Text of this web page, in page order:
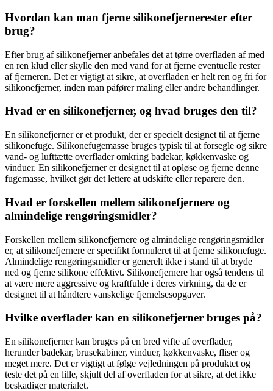
Hvordan kan man fjerne silikonefjernerester efter
brug?
Efter brug af silikonefjerner anbefales det at tørre overfladen af med
en ren klud eller skylle den med vand for at fjerne eventuelle rester
af fjerneren. Det er vigtigt at sikre, at overfladen er helt ren og fri for
silikonefjerner, inden man påfører maling eller andre behandlinger.
Hvad er en silikonefjerner, og hvad bruges den til?
En silikonefjerner er et produkt, der er specielt designet til at fjerne
silikonefuge. Silikonefugemasse bruges typisk til at forsegle og sikre
vand- og lufttætte overflader omkring badekar, køkkenvaske og
vinduer. En silikonefjerner er designet til at opløse og fjerne denne
fugemasse, hvilket gør det lettere at udskifte eller reparere den.
Hvad er forskellen mellem silikonefjernere og
almindelige rengøringsmidler?
Forskellen mellem silikonefjernere og almindelige rengøringsmidler
er, at silikonefjernere er specifikt formuleret til at fjerne silikonefuge.
Almindelige rengøringsmidler er generelt ikke i stand til at bryde
ned og fjerne silikone effektivt. Silikonefjernere har også tendens til
at være mere aggressive og kraftfulde i deres virkning, da de er
designet til at håndtere vanskelige fjernelsesopgaver.
Hvilke overflader kan en silikonefjerner bruges på?
En silikonefjerner kan bruges på en bred vifte af overflader,
herunder badekar, brusekabiner, vinduer, køkkenvaske, fliser og
meget mere. Det er vigtigt at følge vejledningen på produktet og
teste det på en lille, skjult del af overfladen for at sikre, at det ikke
beskadiger materialet.